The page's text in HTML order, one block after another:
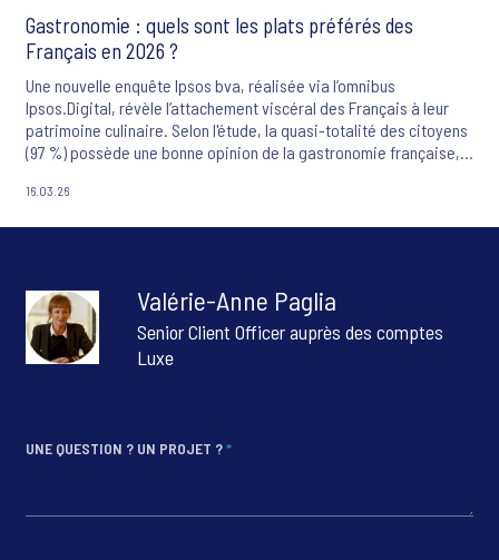
Gastronomie : quels sont les plats préférés des
Français en 2026 ?
Une nouvelle enquête Ipsos bva, réalisée via l’omnibus
Ipsos.Digital, révèle l’attachement viscéral des Français à leur
patrimoine culinaire. Selon l'étude, la quasi-totalité des citoyens
(97 %) possède une bonne opinion de la gastronomie française,
que la table reste, plus que jamais, au cœur de la définition de la
16.03.26
Valérie-Anne Paglia
Senior Client Officer auprès des comptes
Luxe
UNE QUESTION ? UN PROJET ?*